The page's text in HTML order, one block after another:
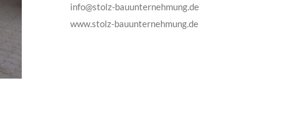
info@stolz-bauunternehmung.de
www.stolz-bauunternehmung.de